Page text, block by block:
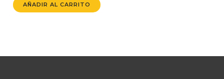
AÑADIR AL CARRITO